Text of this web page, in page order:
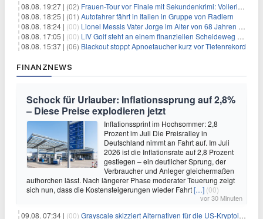
08.08. 19:27 | (02) Frauen-Tour vor Finale mit Sekundenkrimi: Vollering in Gelb
08.08. 18:25 | (01) Autofahrer fährt in Italien in Gruppe von Radlern
08.08. 18:24 | (00) Lionel Messis Vater Jorge im Alter von 68 Jahren gestorben
08.08. 17:05 | (00) LIV Golf steht an einem finanziellen Scheideweg auf der Suche nach neuen Investitionen
08.08. 15:37 | (06) Blackout stoppt Apnoetaucher kurz vor Tiefenrekord
FINANZNEWS
Schock für Urlauber: Inflationssprung auf 2,8%
– Diese Preise explodieren jetzt
Inflationssprint im Hochsommer: 2,8
Prozent im Juli Die Preisralley in
Deutschland nimmt an Fahrt auf. Im Juli
2026 ist die Inflationsrate auf 2,8 Prozent
gestiegen – ein deutlicher Sprung, der
Verbraucher und Anleger gleichermaßen
aufhorchen lässt. Nach längerer Phase moderater Teuerung zeigt
sich nun, dass die Kostensteigerungen wieder Fahrt[…] (00)
vor 30 Minuten
09.08. 07:34 | (00) Grayscale skizziert Alternativen für die US-Kryptoindustrie ohne CLARITY Act